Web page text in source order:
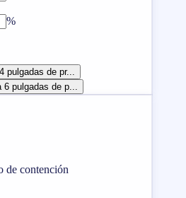
%
de pr...
pulgadas de p...
de contención